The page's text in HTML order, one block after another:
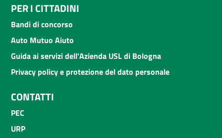
PER I CITTADINI
Bandi di concorso
Auto Mutuo Aiuto
Guida ai servizi dell'Azienda USL di Bologna
Privacy policy e protezione del dato personale
CONTATTI
PEC
URP